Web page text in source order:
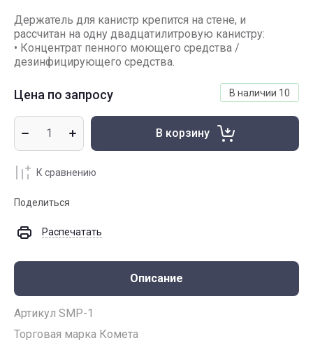
Держатель для канистр крепится на стене, и
рассчитан на одну двадцатилитровую канистру:
• Концентрат пенного моющего средства /
дезинфицирующего средства.
В наличии 10
Цена по запросу
В корзину
К сравнению
Поделиться
Распечатать
Описание
Артикул SMP-1
Торговая марка Комета